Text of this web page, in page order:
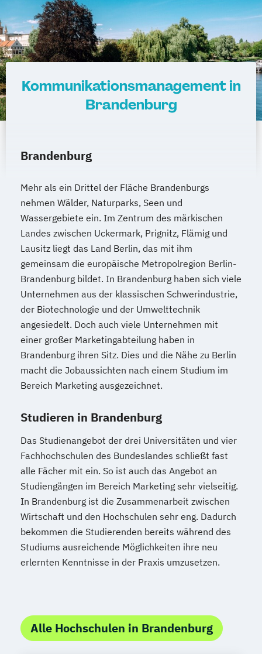
Kommunikationsmanagement in
Brandenburg
Brandenburg
Mehr als ein Drittel der Fläche Brandenburgs
nehmen Wälder, Naturparks, Seen und
Wassergebiete ein. Im Zentrum des märkischen
Landes zwischen Uckermark, Prignitz, Flämig und
Lausitz liegt das Land Berlin, das mit ihm
gemeinsam die europäische Metropolregion Berlin-
Brandenburg bildet. In Brandenburg haben sich viele
Unternehmen aus der klassischen Schwerindustrie,
der Biotechnologie und der Umwelttechnik
angesiedelt. Doch auch viele Unternehmen mit
einer großer Marketingabteilung haben in
Brandenburg ihren Sitz. Dies und die Nähe zu Berlin
macht die Jobaussichten nach einem Studium im
Bereich Marketing ausgezeichnet.
Studieren in Brandenburg
Das Studienangebot der drei Universitäten und vier
Fachhochschulen des Bundeslandes schließt fast
alle Fächer mit ein. So ist auch das Angebot an
Studiengängen im Bereich Marketing sehr vielseitig.
In Brandenburg ist die Zusammenarbeit zwischen
Wirtschaft und den Hochschulen sehr eng. Dadurch
bekommen die Studierenden bereits während des
Studiums ausreichende Möglichkeiten ihre neu
erlernten Kenntnisse in der Praxis umzusetzen.
Alle Hochschulen in Brandenburg